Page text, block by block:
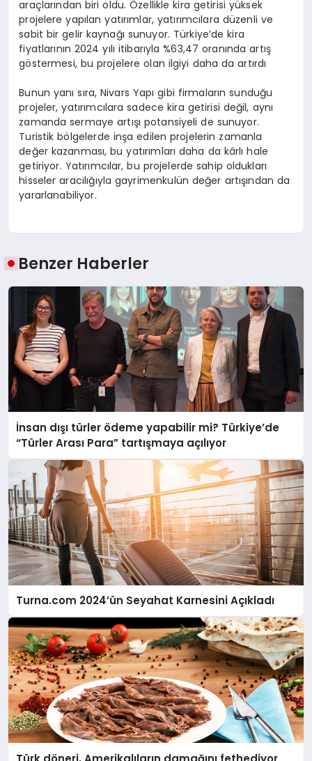
araçlarından biri oldu. Özellikle kira getirisi yüksek
projelere yapılan yatırımlar, yatırımcılara düzenli ve
sabit bir gelir kaynağı sunuyor. Türkiye’de kira
fiyatlarının 2024 yılı itibarıyla %63,47 oranında artış
göstermesi, bu projelere olan ilgiyi daha da artırdı
Bunun yanı sıra, Nivars Yapı gibi firmaların sunduğu
projeler, yatırımcılara sadece kira getirisi değil, aynı
zamanda sermaye artışı potansiyeli de sunuyor.
Turistik bölgelerde inşa edilen projelerin zamanla
değer kazanması, bu yatırımları daha da kârlı hale
getiriyor. Yatırımcılar, bu projelerde sahip oldukları
hisseler aracılığıyla gayrimenkulün değer artışından da
yararlanabiliyor.
Benzer Haberler
İnsan dışı türler ödeme yapabilir mi? Türkiye’de
“Türler Arası Para” tartışmaya açılıyor
Turna.com 2024’ün Seyahat Karnesini Açıkladı